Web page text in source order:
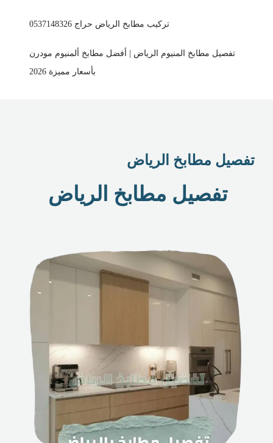
تركيب مطابخ الرياض حراج 0537148326
تفصيل مطابخ المنيوم الرياض | أفضل مطابخ ألمنيوم مودرن
بأسعار مميزة 2026
تفصيل مطابخ الرياض
تفصيل مطابخ الرياض